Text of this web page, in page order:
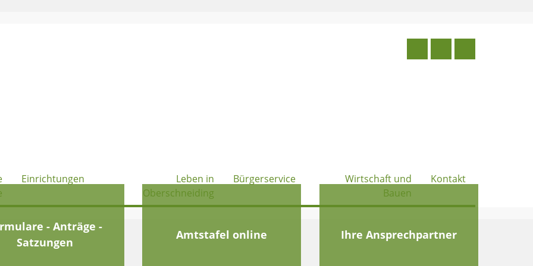
Einrichtungen
Leben in
Oberschneiding
Bürgerservice
Wirtschaft und
Bauen
Kontakt
- Anträge -
Satzungen
Amtstafel online Ihre Ansprechpartner